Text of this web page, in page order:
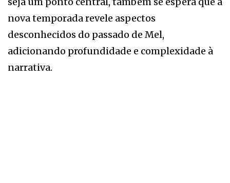
nova temporada revele aspectos
desconhecidos do passado de Mel,
adicionando profundidade e complexidade à
narrativa.